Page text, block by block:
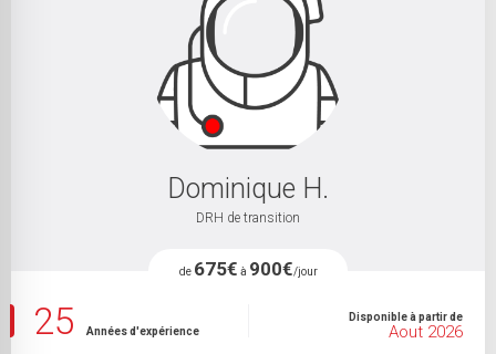
Dominique H.
DRH de transition
de 675€ à 900€/jour
25 Années d'expérience
Disponible à partir de
Aout 2026